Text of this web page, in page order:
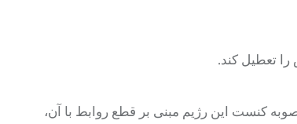
کنست این رژیم مبنی بر قطع روابط با آن،